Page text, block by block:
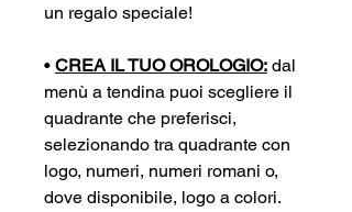
un regalo speciale!
• CREA IL TUO OROLOGIO: dal
menù a tendina puoi scegliere il
quadrante che preferisci,
selezionando tra quadrante con
logo, numeri, numeri romani o,
dove disponibile, logo a colori.